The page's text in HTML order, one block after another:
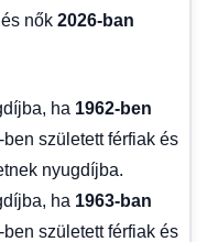
nők 2026-ban
ha 1962-ben
született férfiak és
nyugdíjba.
ha 1963-ban
született férfiak és